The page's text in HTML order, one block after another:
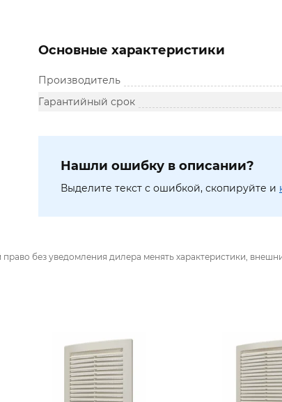
Основные характеристики
Производитель
Гарантийный срок
Нашли ошибку в описании?
Выделите текст с ошибкой, скопируйте и
без уведомления дилера менять характеристики,